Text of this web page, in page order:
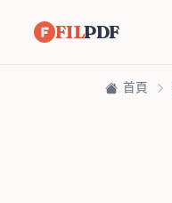
FILPDF
首頁